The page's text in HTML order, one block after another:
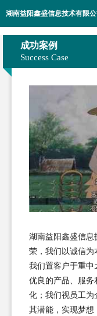
湖南益阳鑫盛信息技术有限公
成功案例
Success Case
湖南益阳鑫盛信息
荣，我们以诚信为
我们置客户于重中
优良的产品、服务
化；我们视员工为
其潜能，实现梦想